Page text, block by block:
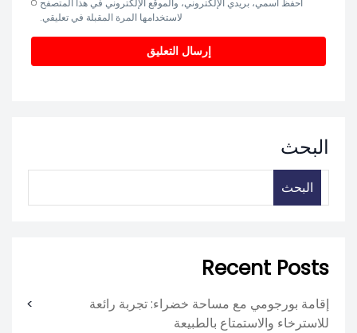
احفظ اسمي، بريدي الإلكتروني، والموقع الإلكتروني في هذا المتصفح
لاستخدامها المرة المقبلة في تعليقي.
البحث
البحث
Recent Posts
إقامة بورجومي مع مساحة خضراء: تجربة رائعة
للاسترخاء والاستمتاع بالطبيعة